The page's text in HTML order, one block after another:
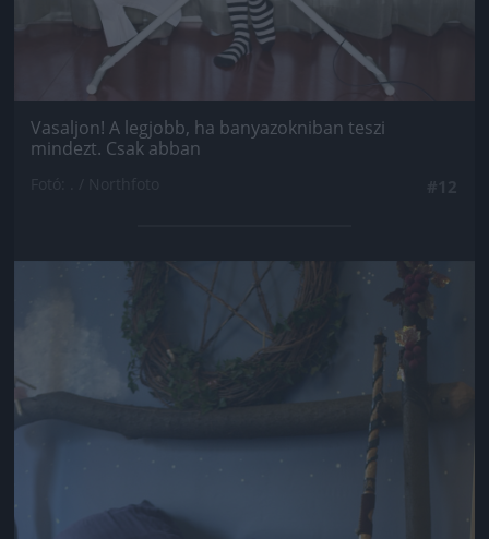
Vasaljon! A legjobb, ha banyazokniban teszi
mindezt. Csak abban
Jön még kép!